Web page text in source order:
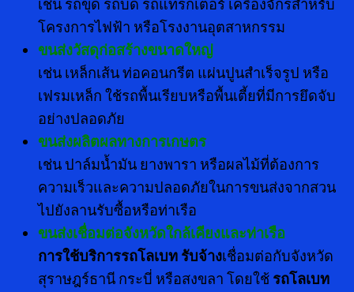
เช่น รถขุด รถบด รถแทรกเตอร์ เครื่องจักรสำหรับ
โครงการไฟฟ้า หรือโรงงานอุตสาหกรรม
ขนส่งวัสดุก่อสร้างขนาดใหญ่
เช่น เหล็กเส้น ท่อคอนกรีต แผ่นปูนสำเร็จรูป หรือ
เฟรมเหล็ก ใช้รถพื้นเรียบหรือพื้นเตี้ยที่มีการยึดจับ
อย่างปลอดภัย
ขนส่งผลิตผลทางการเกษตร
เช่น ปาล์มน้ำมัน ยางพารา หรือผลไม้ที่ต้องการ
ความเร็วและความปลอดภัยในการขนส่งจากสวน
ไปยังลานรับซื้อหรือท่าเรือ
ขนส่งเชื่อมต่อจังหวัดใกล้เคียงและท่าเรือ
การใช้บริการรถโลเบท รับจ้างเชื่อมต่อกับจังหวัด
สุราษฎร์ธานี กระบี่ หรือสงขลา โดยใช้ รถโลเบท